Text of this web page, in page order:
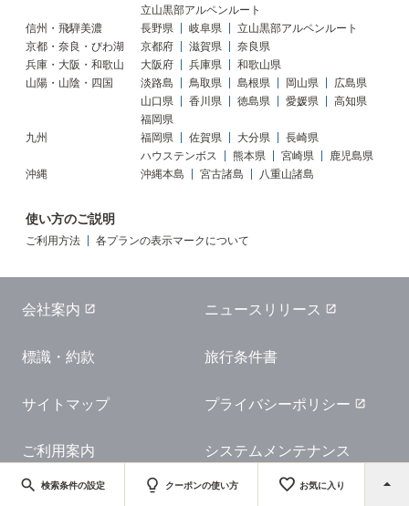
search 検索条件の設定 lightbulb クーポンの使い方 favorite お気に入り arrow_drop_up
立山黒部アルペンルート
信州・飛騨美濃
長野県 岐阜県
立山黒部アルペンルート
京都・奈良・びわ湖
京都府 滋賀県
奈良県
兵庫・大阪・和歌山
大阪府 兵庫県
和歌山県
山陽・山陰・四国
淡路島 鳥取県 島根県 岡山県
広島県
山口県
香川県 徳島県 愛媛県
高知県
福岡県
九州
福岡県 佐賀県 大分県
長崎県
ハウステンボス
熊本県 宮崎県
鹿児島県
沖縄
沖縄本島 宮古諸島 八重山諸島
使い方のご説明
ご利用方法 各プランの表示マークについて
会社案内 ニュースリリース
標識・約款 旅行条件書
サイトマップ プライバシーポリシー
ご利用案内 システムメンテナンス
Copyright JTB Corp. All rights reserved.